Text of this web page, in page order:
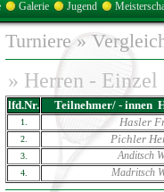
Galerie Jugend
Turniere »
» Herren - Einzel
lfd.Nr. Teilnehmer/ - innen
1. Hasler
2. Pichler
3. Anditsch
4. Madritsch